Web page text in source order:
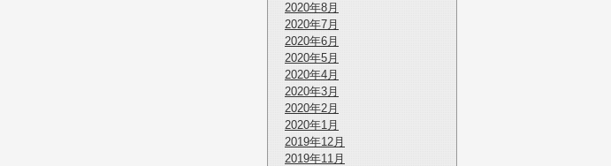
2020年8月
2020年7月
2020年6月
2020年5月
2020年4月
2020年3月
2020年2月
2020年1月
2019年12月
2019年11月